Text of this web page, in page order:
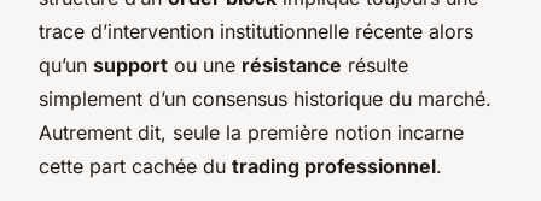
trace d’intervention institutionnelle récente alors
qu’un support ou une résistance résulte
simplement d’un consensus historique du marché.
Autrement dit, seule la première notion incarne
cette part cachée du trading professionnel.